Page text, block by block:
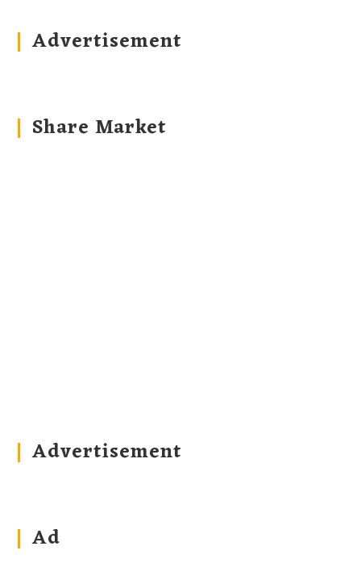
Advertisement
Share Market
Advertisement
Ad